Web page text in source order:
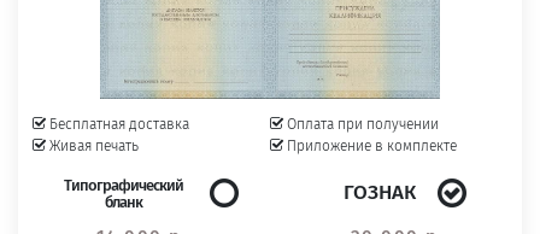
Бесплатная доставка
Живая печать
Оплата при получении
Приложение в комплекте
Типографический
бланк
ГОЗНАК